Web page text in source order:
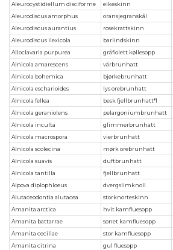
Aleurocystidiellum disciforme
eikeskinn
Aleurodiscus amorphus
oransjegranskål
Aleurodiscus aurantius
rosekrattskinn
Aleurodiscus ilexicola
barlindskinn
Alloclavaria purpurea
gråfiolett køllesopp
Alnicola amarescens
vårbrunhatt
Alnicola bohemica
bjørkebrunhatt
Alnicola escharioides
lys orebrunhatt
Alnicola fellea
besk fjellbrunhatt*1
Alnicola geraniolens
pelargoniumbrunhatt
Alnicola inculta
glimmerbrunhatt
Alnicola macrospora
vierbrunhatt
Alnicola scolecina
mørk orebrunhatt
Alnicola suavis
duftbrunhatt
Alnicola tantilla
fjellbrunhatt
Alpova diplophloeus
dvergslimknoll
Alutaceodontia alutacea
storknorteskinn
Amanita arctica
hvit kamfluesopp
Amanita battarrae
sonet kamfluesopp
Amanita ceciliae
stor kamfluesopp
Amanita citrina
gul fluesopp